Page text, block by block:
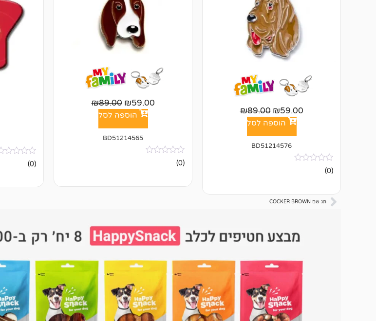
₪59.00
₪89.00
הוספה לסל
BD51214576
אין
ביקורות
(0)
₪59.00
₪89.00
הוספה לסל
BD51214565
אין
ביקורות
(0)
אין
ביקורות
(0)
תג שם COCKER BROWN